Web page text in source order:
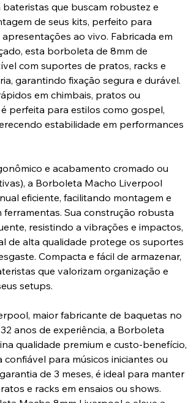
que buscam robustez e
de seus kits, perfeito para
ao vivo. Fabricada em
esta borboleta de 8mm de
com suportes de pratos, racks e
garantindo fixação segura e durável.
em chimbais, pratos ou
perfeita para estilos como gospel,
estabilidade em performances
e acabamento cromado ou
a Borboleta Macho Liverpool
eficiente, facilitando montagem e
Sua construção robusta
resistindo a vibrações e impactos,
de alta qualidade protege os suportes
Compacta e fácil de armazenar,
que valorizam organização e
setups.
maior fabricante de baquetas no
anos de experiência, a Borboleta
qualidade premium e custo-benefício,
confiável para músicos iniciantes ou
de 3 meses, é ideal para manter
e racks em ensaios ou shows.